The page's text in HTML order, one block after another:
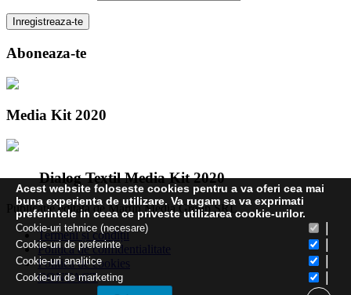
Aboneaza-te
Media Kit 2020
Dialog Textil Media Kit 2020
Publicatie editata de Martin Media Group SRL
Termeni și condiții
Politica de confidentialitate
Politica de cookies
CONTACT
Acest website foloseste cookies pentru a va oferi cea mai
buna experienta de utilizare. Va rugam sa va exprimati
preferintele in ceea ce priveste utilizarea cookie-urilor.
Cookie-uri tehnice (necesare)
Cookie-uri de preferinte
Cookie-uri analitice
Cookie-uri de marketing